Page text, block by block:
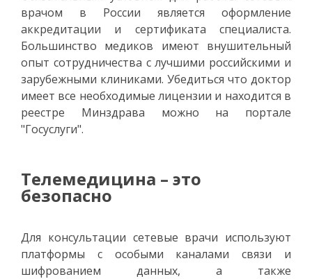
врачом в России является оформление
аккредитации и сертификата специалиста.
Большинство медиков имеют внушительный
опыт сотрудничества с лучшими российскими и
зарубежными клиниками. Убедиться что доктор
имеет все необходимые лицензии и находится в
реестре Минздрава можно на портале
"Госуслуги".
Телемедицина – это
безопасно
Для консультации сетевые врачи используют
платформы с особыми каналами связи и
шифрованием данных, а также